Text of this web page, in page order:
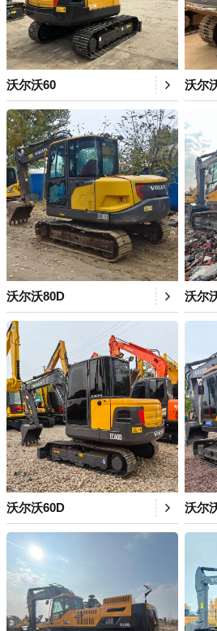
沃尔沃60 沃尔
沃尔沃80D 沃尔
沃尔沃60D 沃尔